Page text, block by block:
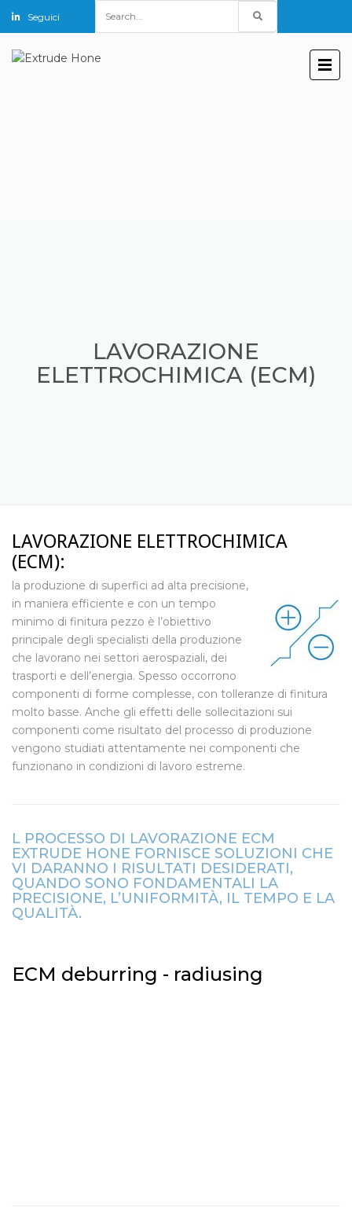
Seguici
for:
LAVORAZIONE
ELETTROCHIMICA (ECM)
LAVORAZIONE ELETTROCHIMICA
(ECM):
la produzione di superfici ad alta precisione,
in maniera efficiente e con un tempo
minimo di finitura pezzo è l’obiettivo
principale degli specialisti della produzione
che lavorano nei settori aerospaziali, dei
trasporti e dell’energia. Spesso occorrono
componenti di forme complesse, con tolleranze di finitura
molto basse. Anche gli effetti delle sollecitazioni sui
componenti come risultato del processo di produzione
vengono studiati attentamente nei componenti che
funzionano in condizioni di lavoro estreme.
L PROCESSO DI LAVORAZIONE ECM
EXTRUDE HONE FORNISCE SOLUZIONI CHE
VI DARANNO I RISULTATI DESIDERATI,
QUANDO SONO FONDAMENTALI LA
PRECISIONE, L’UNIFORMITÀ, IL TEMPO E LA
QUALITÀ.
ECM deburring - radiusing